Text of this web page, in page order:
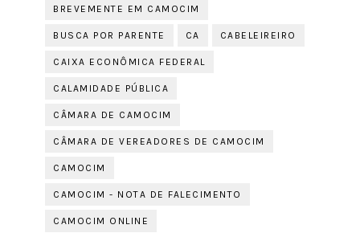
BREVEMENTE EM CAMOCIM
BUSCA POR PARENTE CA CABELEIREIRO
CAIXA ECONÔMICA FEDERAL
CALAMIDADE PÚBLICA
CÂMARA DE CAMOCIM
CÂMARA DE VEREADORES DE CAMOCIM
CAMOCIM
CAMOCIM - NOTA DE FALECIMENTO
CAMOCIM ONLINE